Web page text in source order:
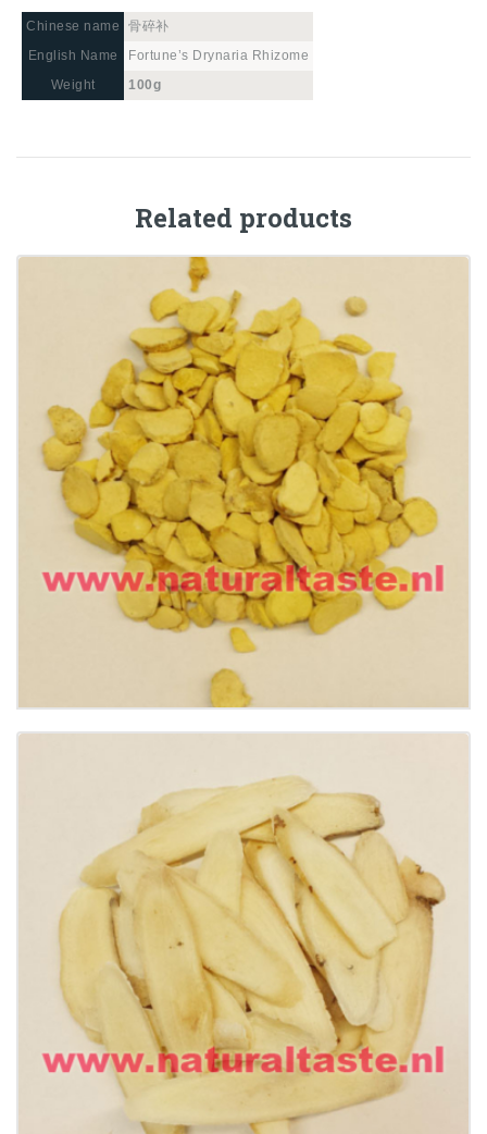
Chinese name
骨碎补
English Name
Fortune’s Drynaria Rhizome
Weight
100g
Related products
BAN XIA (FA) • Rhizoma Pinellase Preparata
€15.99
BAI SHAO (SHENG) • Radix Paeoniae Alba
€ 12.00